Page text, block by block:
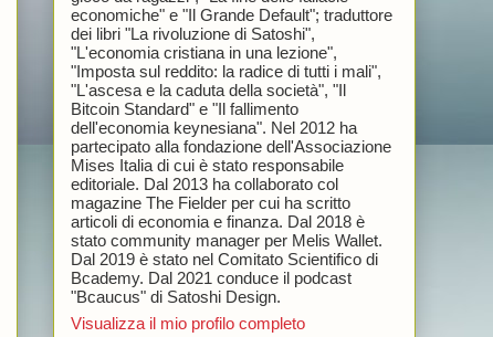
economiche" e "Il Grande Default"; traduttore
dei libri "La rivoluzione di Satoshi",
"L'economia cristiana in una lezione",
"Imposta sul reddito: la radice di tutti i mali",
"L'ascesa e la caduta della società", "Il
Bitcoin Standard" e "Il fallimento
dell'economia keynesiana". Nel 2012 ha
partecipato alla fondazione dell'Associazione
Mises Italia di cui è stato responsabile
editoriale. Dal 2013 ha collaborato col
magazine The Fielder per cui ha scritto
articoli di economia e finanza. Dal 2018 è
stato community manager per Melis Wallet.
Dal 2019 è stato nel Comitato Scientifico di
Bcademy. Dal 2021 conduce il podcast
"Bcaucus" di Satoshi Design.
Visualizza il mio profilo completo